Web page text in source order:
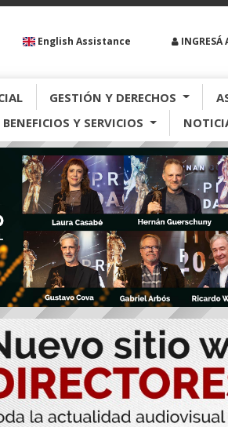
English Assistance INGRESÁ
GESTIÓN Y DERECHOS
BENEFICIOS Y SERVICIOS